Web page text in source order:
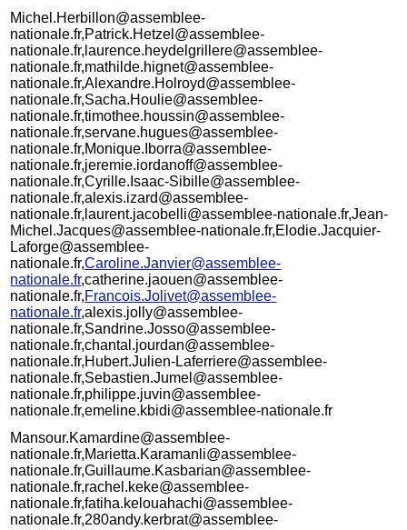
Michel.Herbillon@assemblee-
nationale.fr,Patrick.Hetzel@assemblee-
nationale.fr,laurence.heydelgrillere@assemblee-
nationale.fr,mathilde.hignet@assemblee-
nationale.fr,Alexandre.Holroyd@assemblee-
nationale.fr,Sacha.Houlie@assemblee-
nationale.fr,timothee.houssin@assemblee-
nationale.fr,servane.hugues@assemblee-
nationale.fr,Monique.Iborra@assemblee-
nationale.fr,jeremie.iordanoff@assemblee-
nationale.fr,Cyrille.Isaac-Sibille@assemblee-
nationale.fr,alexis.izard@assemblee-
nationale.fr,laurent.jacobelli@assemblee-nationale.fr,Jean-
Michel.Jacques@assemblee-nationale.fr,Elodie.Jacquier-
Laforge@assemblee-
nationale.fr,Caroline.Janvier@assemblee-
nationale.fr,catherine.jaouen@assemblee-
nationale.fr,Francois.Jolivet@assemblee-
nationale.fr,alexis.jolly@assemblee-
nationale.fr,Sandrine.Josso@assemblee-
nationale.fr,chantal.jourdan@assemblee-
nationale.fr,Hubert.Julien-Laferriere@assemblee-
nationale.fr,Sebastien.Jumel@assemblee-
nationale.fr,philippe.juvin@assemblee-
nationale.fr,emeline.kbidi@assemblee-nationale.fr
Mansour.Kamardine@assemblee-
nationale.fr,Marietta.Karamanli@assemblee-
nationale.fr,Guillaume.Kasbarian@assemblee-
nationale.fr,rachel.keke@assemblee-
nationale.fr,fatiha.kelouahachi@assemblee-
nationale.fr,280andy.kerbrat@assemblee-